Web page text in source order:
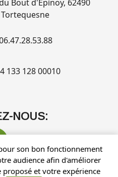
Bout d'Epinoy, 62490
Tortequesne
133 128 00010
NOUS:
son bon fonctionnement
audience afin d'améliorer
et votre expérience